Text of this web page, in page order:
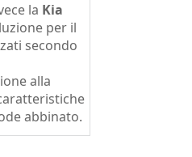
la Kia
per il
secondo
alla
abbinato.